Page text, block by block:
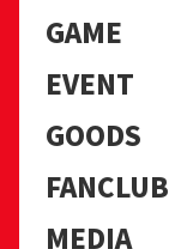
GAME
EVENT
GOODS
FANCLUB
MEDIA